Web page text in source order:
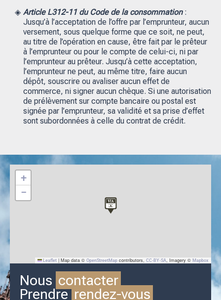
Article L312-11 du Code de la consommation:
Jusqu’à l’acceptation de l’offre par l’emprunteur, aucun
versement, sous quelque forme que ce soit, ne peut,
au titre de l’opération en cause, être fait par le prêteur
à l’emprunteur ou pour le compte de celui-ci, ni par
l’emprunteur au prêteur. Jusqu’à cette acceptation,
l’emprunteur ne peut, au même titre, faire aucun
dépôt, souscrire ou avaliser aucun effet de
commerce, ni signer aucun chèque. Si une autorisation
de prélèvement sur compte bancaire ou postal est
signée par l’emprunteur, sa validité et sa prise d’effet
sont subordonnées à celle du contrat de crédit.
Nous contacter
Prendre rendez-vous
+
−
Leaflet | Map data © OpenStreetMap contributors, CC-BY-SA, Imagery © Mapbox